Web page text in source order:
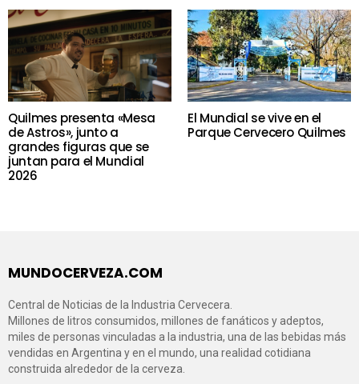
Quilmes presenta «Mesa
de Astros», junto a
grandes figuras que se
juntan para el Mundial
2026
El Mundial se vive en el
Parque Cervecero Quilmes
MUNDOCERVEZA.COM
Central de Noticias de la Industria Cervecera.
Millones de litros consumidos, millones de fanáticos y adeptos,
miles de personas vinculadas a la industria, una de las bebidas más
vendidas en Argentina y en el mundo, una realidad cotidiana
construida alrededor de la cerveza.